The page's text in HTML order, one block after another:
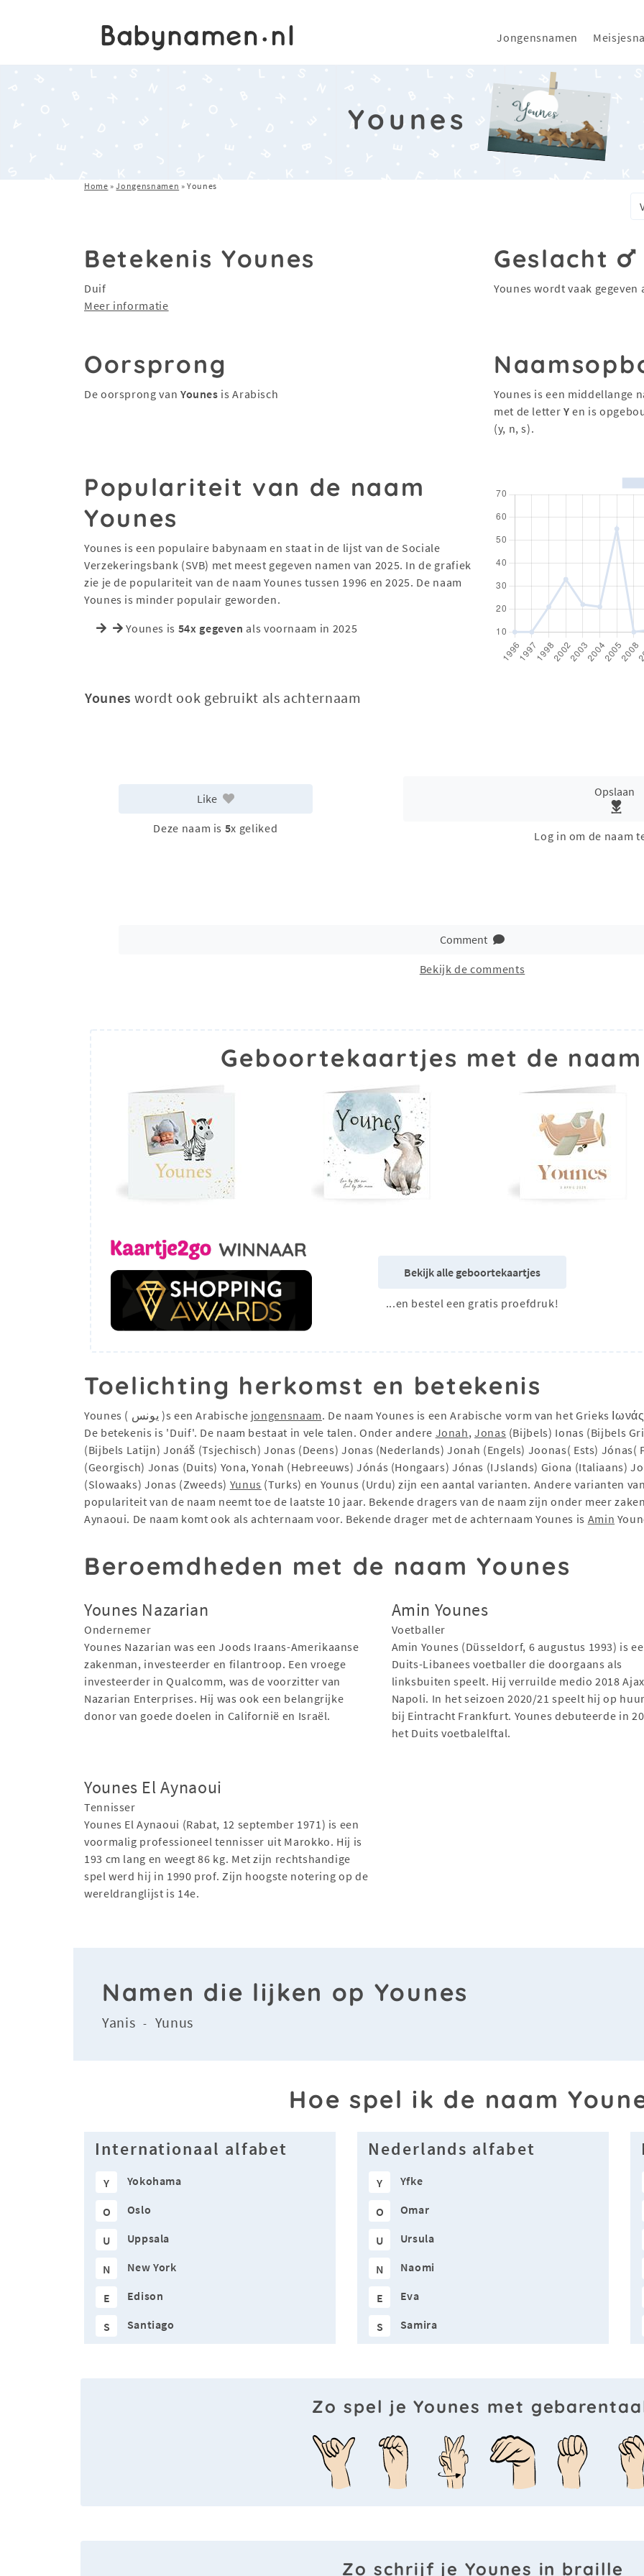
Jongensnamen
Younes
Home »Jongensnamen »Younes
Betekenis Younes
Duif
Meer informatie
Geslacht
Younes wordt vaak gegeven
Oorsprong
De oorsprong van Younes is Arabisch Younes is een middellange
met de letter Y en is
(y, n, s).
Populariteit van de naam
Younes
Younes is een populaire babynaam en staat in de lijst van de Sociale
Verzekeringsbank (SVB) met meest gegeven namen van 2025. In de grafiek
zie je de populariteit van de naam Younes tussen 1996 en 2025. De naam
Younes is minder populair geworden.
Younes is 54x gegeven als voornaam in 2025
Younes wordt ook gebruikt als achternaam
Like
Deze naam is 5x geliked
Opslaan
Log in om de naam
Comment
Bekijk de comments
Geboortekaartjes met de naam
Bekijk alle geboortekaartjes
...en bestel een gratis proefdruk!
Toelichting herkomst en betekenis
Younes ( يونس )s een Arabische jongensnaam. De naam Younes is een Arabische vorm van het Grieks
De betekenis is 'Duif'. De naam bestaat in vele talen. Onder andere Jonah,Jonas (Bijbels) Ionas (Bijbels
(Bijbels Latijn) Jonáš (Tsjechisch) Jonas (Deens) Jonas (Nederlands) Jonah (Engels) Joonas( Ests) Jónas(
(Georgisch) Jonas (Duits) Yona, Yonah (Hebreeuws) Jónás (Hongaars) Jónas (IJslands) Giona (Italiaans)
(Slowaaks) Jonas (Zweeds) Yunus (Turks) en Younus (Urdu) zijn een aantal varianten. Andere varianten
populariteit van de naam neemt toe de laatste 10 jaar. Bekende dragers van de naam zijn onder meer
Aynaoui. De naam komt ook als achternaam voor. Bekende drager met de achternaam Younes is Amin
Beroemdheden met de naam Younes
Younes Nazarian
Ondernemer
Younes Nazarian was een Joods Iraans-Amerikaanse
zakenman, investeerder en filantroop. Een vroege
investeerder in Qualcomm, was de voorzitter van
Nazarian Enterprises. Hij was ook een belangrijke
donor van goede doelen in Californië en Israël.
Amin Younes
Voetballer
Amin Younes (Düsseldorf, 6 augustus 1993) is
Duits-Libanees voetballer die doorgaans als
linksbuiten speelt. Hij verruilde medio 2018
Napoli. In het seizoen 2020/21 speelt hij op
bij Eintracht Frankfurt. Younes debuteerde in
het Duits voetbalelftal.
Younes El Aynaoui
Tennisser
Younes El Aynaoui (Rabat, 12 september 1971) is een
voormalig professioneel tennisser uit Marokko. Hij is
193 cm lang en weegt 86 kg. Met zijn rechtshandige
spel werd hij in 1990 prof. Zijn hoogste notering op de
wereldranglijst is 14e.
Namen die lijken op Younes
Yanis - Yunus
Hoe spel ik de naam
Internationaal alfabet
Y Yokohama
O Oslo
U Uppsala
N New York
E Edison
S Santiago
Nederlands alfabet
Y Yfke
O Omar
U Ursula
N Naomi
E Eva
S Samira
Zo spel je Younes met
Zo schrijf je Younes in braille